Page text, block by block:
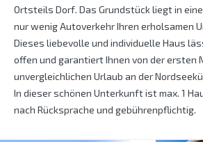
Ortsteils Dorf. Das Grundstück liegt in
nur wenig Autoverkehr Ihren erholsamen
Dieses liebevolle und individuelle Haus
offen und garantiert Ihnen von der ersten
unvergleichlichen Urlaub an der
In dieser schönen Unterkunft ist max. 1
nach Rücksprache und gebührenpflichtig.